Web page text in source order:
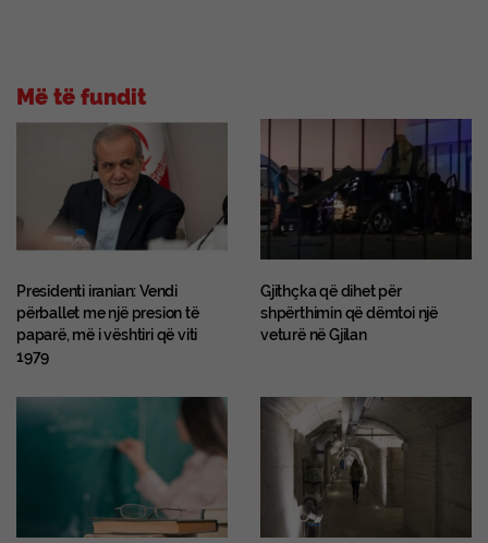
Më të fundit
Presidenti iranian: Vendi
përballet me një presion të
paparë, më i vështiri që viti
1979
Gjithçka që dihet për
shpërthimin që dëmtoi një
veturë në Gjilan